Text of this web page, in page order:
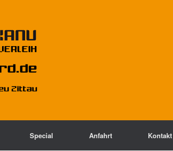
Special Anfahrt Kontakt